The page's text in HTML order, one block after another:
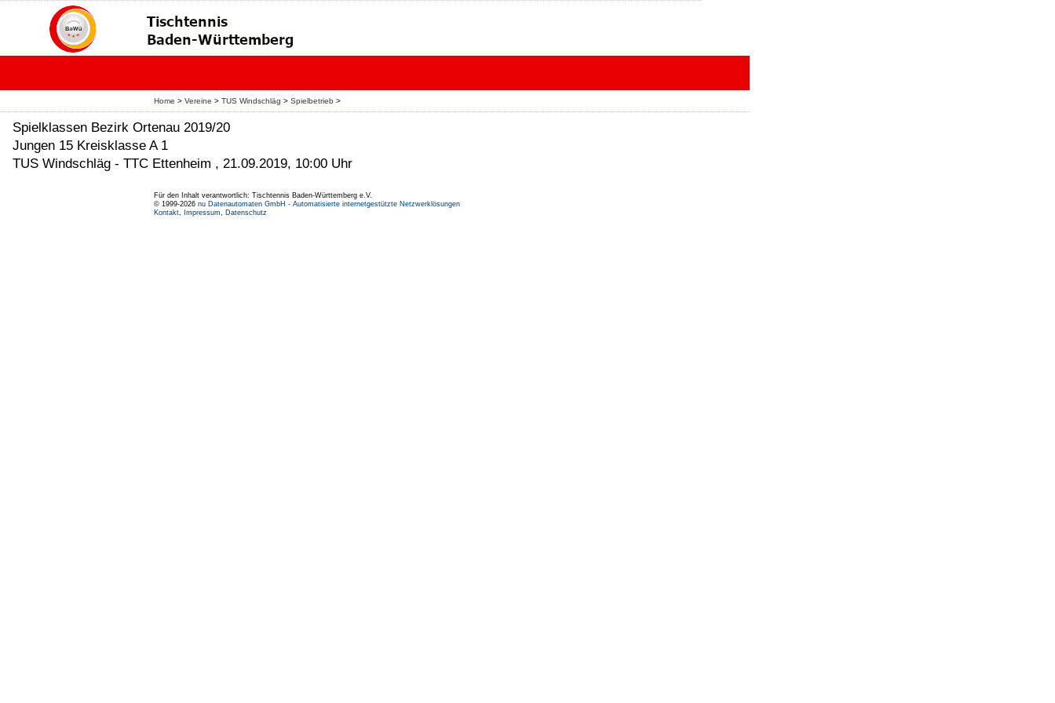
Home > Vereine > TUS Windschläg > Spielbetrieb >
Spielklassen Bezirk Ortenau 2019/20
Jungen 15 Kreisklasse A 1
TUS Windschläg - TTC Ettenheim , 21.09.2019, 10:00 Uhr
Für den Inhalt verantwortlich: Tischtennis Baden-Württemberg e.V.
© 1999-2026 nu Datenautomaten GmbH - Automatisierte internetgestützte Netzwerklösungen
Kontakt, Impressum, Datenschutz